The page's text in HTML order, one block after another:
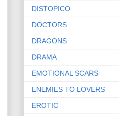
DISTOPICO
DOCTORS
DRAGONS
DRAMA
EMOTIONAL SCARS
ENEMIES TO LOVERS
EROTIC